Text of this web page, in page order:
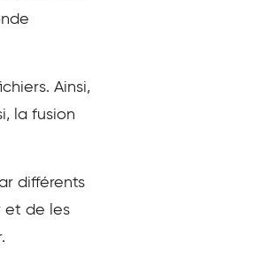
Ainsi,
la fusion
différents
et de les